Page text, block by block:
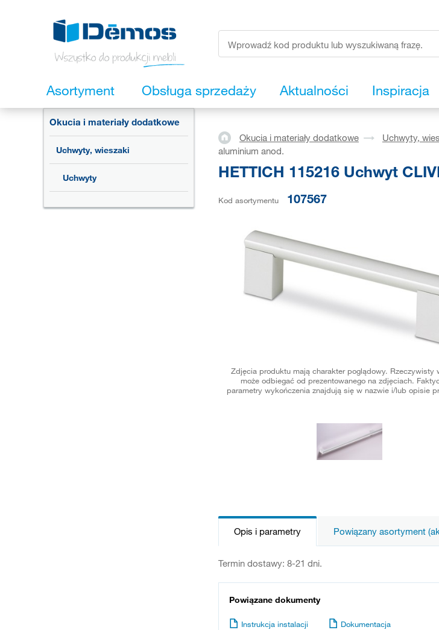
Asortyment Obsługa sprzedaży Aktualności Inspiracja
Okucia i materiały dodatkowe
Uchwyty, wieszaki
Uchwyty
Okucia i materiały dodatkowe Uchwyty,
aluminium anod.
HETTICH 115216 Uchwyt
Kod asortymentu 107567
Zdjęcia produktu mają charakter poglądowy. Rzeczywisty
może odbiegać od prezentowanego na zdjęciach.
parametry wykończenia znajdują się w nazwie i/lub opisie
Opis i parametry Powiązany asortyment
Termin dostawy: 8-21 dni.
Powiązane dokumenty
Instrukcja instalacji Dokumentacja